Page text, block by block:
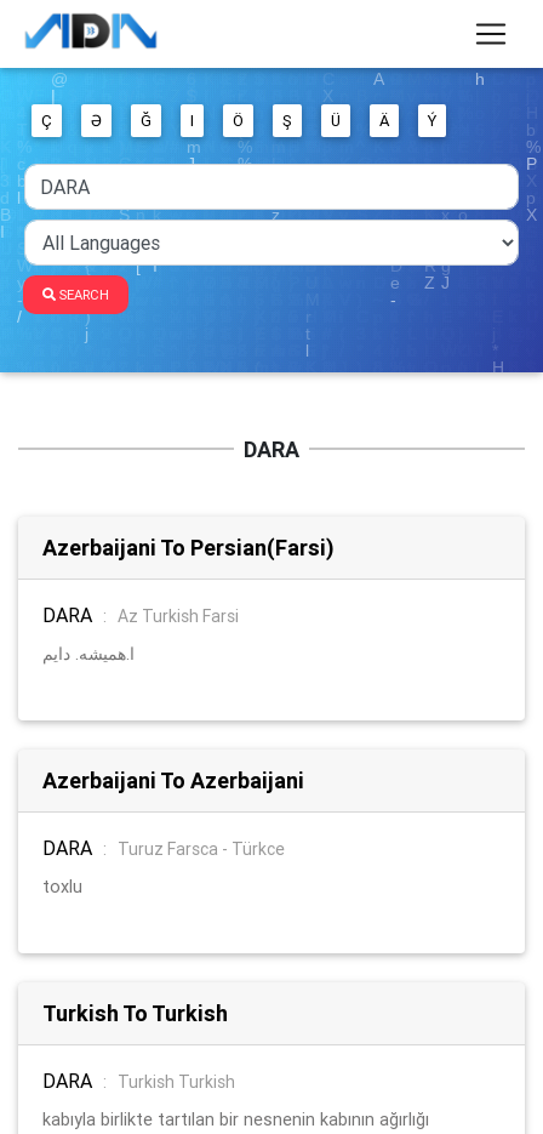
Ç Ə Ğ I Ö Ş Ü Ä Ý
SEARCH
DARA
Azerbaijani To Persian(Farsi)
DARA : Az Turkish Farsi
ا.همیشه. دایم
Azerbaijani To Azerbaijani
DARA :
Turuz Farsca - Türkce
toxlu
Turkish To Turkish
DARA :
Turkish Turkish
kabıyla birlikte tartılan bir nesnenin kabının ağırlığı